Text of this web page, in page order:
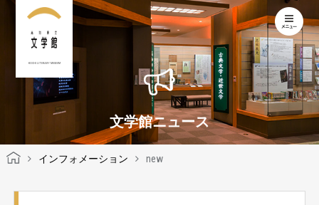
KOCHI LITERARY MUSEUM
文学館ニュース
インフォメーション new